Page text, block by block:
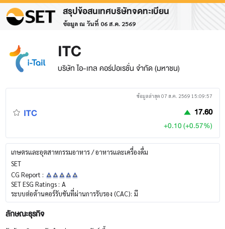
สรุปข้อสนเทศบริษัทจดทะเบียน
ข้อมูล ณ วันที่ 06 ส.ค. 2569
ITC
บริษัท ไอ-เทล คอร์ปอเรชั่น จำกัด (มหาชน)
ข้อมูลล่าสุด 07 ส.ค. 2569 15:09:57
ITC 17.60
+0.10 (+0.57%)
เกษตรและอุตสาหกรรมอาหาร / อาหารและเครื่องดื่ม
SET
CG Report :
SET ESG Ratings : A
ระบบต่อต้านคอร์รับชันที่ผ่านการรับรอง (CAC): มี
ลักษณะธุรกิจ